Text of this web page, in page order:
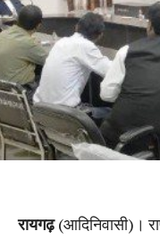
रायगढ़(आदिनिवासी)।